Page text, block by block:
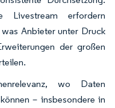
Livestream erfordern
Anbieter unter Druck
der großen
wo Daten
– insbesondere in